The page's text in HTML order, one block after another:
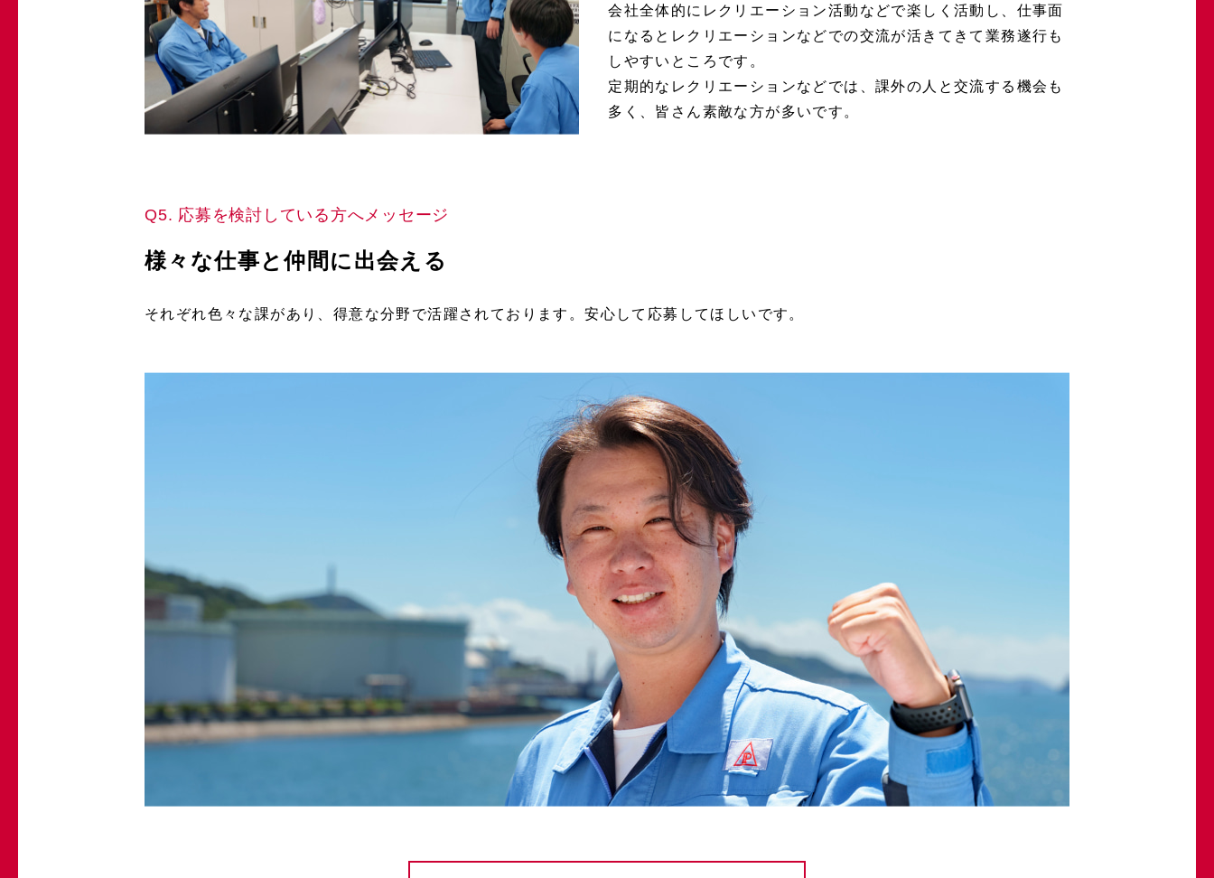
会社全体的にレクリエーション活動などで楽しく活動し、仕事面
になるとレクリエーションなどでの交流が活きてきて業務遂行も
しやすいところです。
定期的なレクリエーションなどでは、課外の人と交流する機会も
多く、皆さん素敵な方が多いです。
Q5. 応募を検討している方へメッセージ
様々な仕事と仲間に出会える
それぞれ色々な課があり、得意な分野で活躍されております。安心して応募してほしいです。